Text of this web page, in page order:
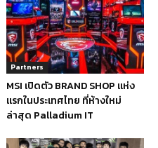
Partners
MSI เปิดตัว BRAND SHOP แห่ง
แรกในประเทศไทย ที่ห้างใหม่
ล่าสุด Palladium IT